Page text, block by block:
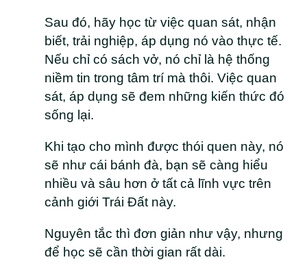
Sau đó, hãy học từ việc quan sát, nhận
biết, trải nghiệp, áp dụng nó vào thực tế.
Nếu chỉ có sách vở, nó chỉ là hệ thống
niềm tin trong tâm trí mà thôi. Việc quan
sát, áp dụng sẽ đem những kiến thức đó
sống lại.
Khi tạo cho mình được thói quen này, nó
sẽ như cái bánh đà, bạn sẽ càng hiểu
nhiều và sâu hơn ở tất cả lĩnh vực trên
cảnh giới Trái Đất này.
Nguyên tắc thì đơn giản như vậy, nhưng
để học sẽ cần thời gian rất dài.